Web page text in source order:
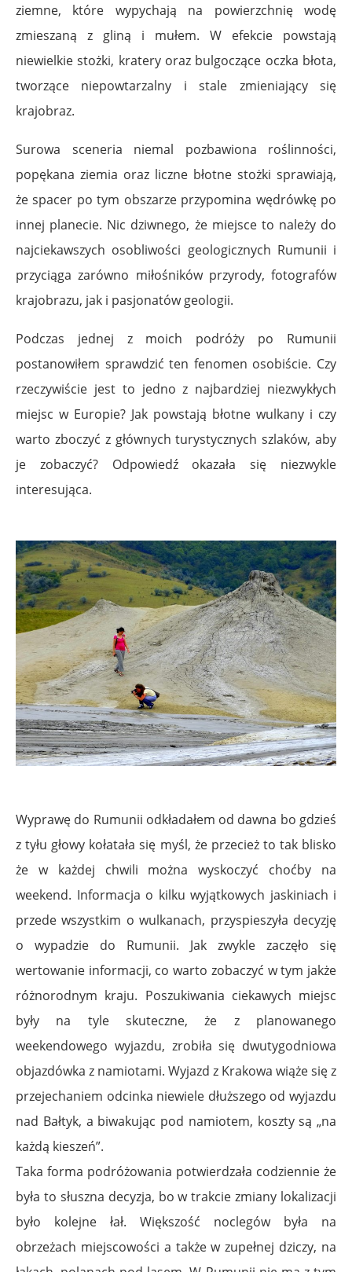
ziemne, które wypychają na powierzchnię wodę
zmieszaną z gliną i mułem. W efekcie powstają
niewielkie stożki, kratery oraz bulgoczące oczka błota,
tworzące niepowtarzalny i stale zmieniający się
krajobraz.
Surowa sceneria niemal pozbawiona roślinności,
popękana ziemia oraz liczne błotne stożki sprawiają,
że spacer po tym obszarze przypomina wędrówkę po
innej planecie. Nic dziwnego, że miejsce to należy do
najciekawszych osobliwości geologicznych Rumunii i
przyciąga zarówno miłośników przyrody, fotografów
krajobrazu, jak i pasjonatów geologii.
Podczas jednej z moich podróży po Rumunii
postanowiłem sprawdzić ten fenomen osobiście. Czy
rzeczywiście jest to jedno z najbardziej niezwykłych
miejsc w Europie? Jak powstają błotne wulkany i czy
warto zboczyć z głównych turystycznych szlaków, aby
je zobaczyć? Odpowiedź okazała się niezwykle
interesująca.
Wyprawę do Rumunii odkładałem od dawna bo gdzieś
z tyłu głowy kołatała się myśl, że przecież to tak blisko
że w każdej chwili można wyskoczyć choćby na
weekend. Informacja o kilku wyjątkowych jaskiniach i
przede wszystkim o wulkanach, przyspieszyła decyzję
o wypadzie do Rumunii. Jak zwykle zaczęło się
wertowanie informacji, co warto zobaczyć w tym jakże
różnorodnym kraju. Poszukiwania ciekawych miejsc
były na tyle skuteczne, że z planowanego
weekendowego wyjazdu, zrobiła się dwutygodniowa
objazdówka z namiotami. Wyjazd z Krakowa wiąże się z
przejechaniem odcinka niewiele dłuższego od wyjazdu
nad Bałtyk, a biwakując pod namiotem, koszty są „na
każdą kieszeń”.
Taka forma podróżowania potwierdzała codziennie że
była to słuszna decyzja, bo w trakcie zmiany lokalizacji
było kolejne łał. Większość noclegów była na
obrzeżach miejscowości a także w zupełnej dziczy, na